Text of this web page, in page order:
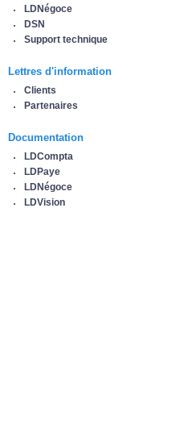
LDNégoce
DSN
Support technique
Lettres d'information
Clients
Partenaires
Documentation
LDCompta
LDPaye
LDNégoce
LDVision